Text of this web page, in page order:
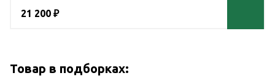
21 200 ₽
Товар в подборках: